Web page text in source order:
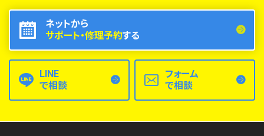
ネットから
サポート・修理予約する
LINE
で相談
フォーム
で相談